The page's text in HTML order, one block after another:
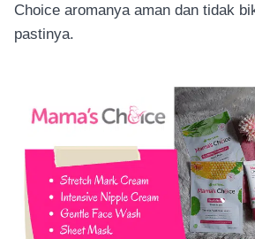
Choice aromanya aman dan tidak
pastinya.